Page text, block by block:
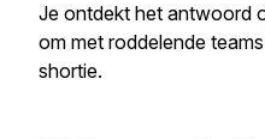
Je ontdekt het antwoord
om met roddelende
shortie.